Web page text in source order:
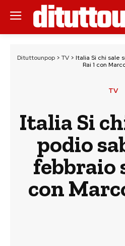
Dituttounpop> TV> Italia Si chi sale
Rai 1 con
TV
Italia Si
podio
febbraio
con